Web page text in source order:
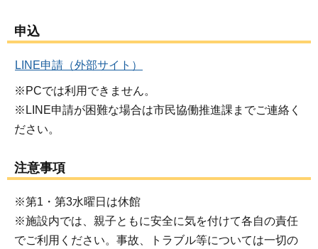
申込
LINE申請（外部サイト）
※PCでは利用できません。
※LINE申請が困難な場合は市民協働推進課までご連絡く
ださい。
注意事項
※第1・第3水曜日は休館
※施設内では、親子ともに安全に気を付けて各自の責任
でご利用ください。事故、トラブル等については一切の